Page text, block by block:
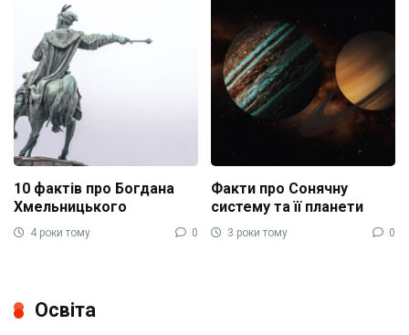
10 фактів про Богдана
Хмельницького
4 роки тому 0
Факти про Сонячну
систему та її планети
3 роки тому 0
Освіта